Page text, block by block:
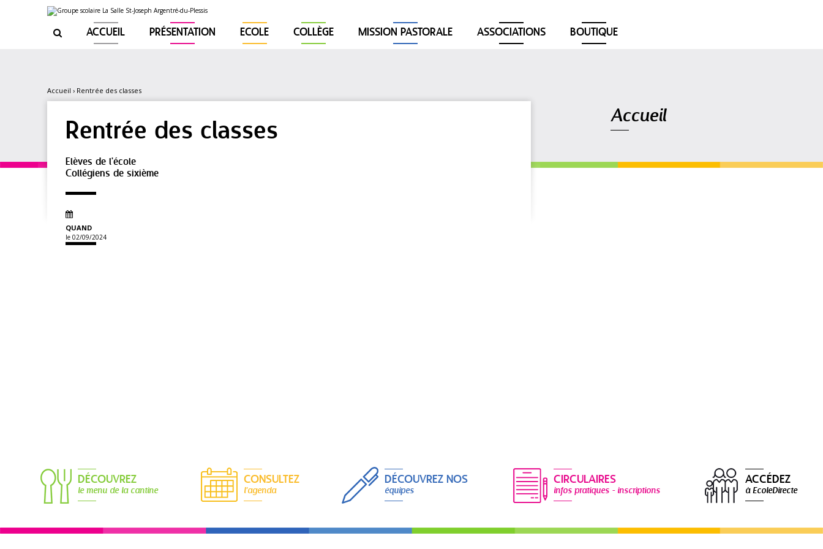
 ACCUEIL PRÉSENTATION ECOLE COLLÈGE MISSION PASTORALE ASSOCIATIONS BOUTIQUE
Accueil › Rentrée des classes
Rentrée des classes
Elèves de l'école
Collégiens de sixième
QUAND
le 02/09/2024
Accueil
DÉCOUVREZ
le menu de la cantine
CONSULTEZ
l'agenda
DÉCOUVREZ NOS
équipes
CIRCULAIRES
infos pratiques - inscriptions
ACCÉDEZ
à EcoleDirecte